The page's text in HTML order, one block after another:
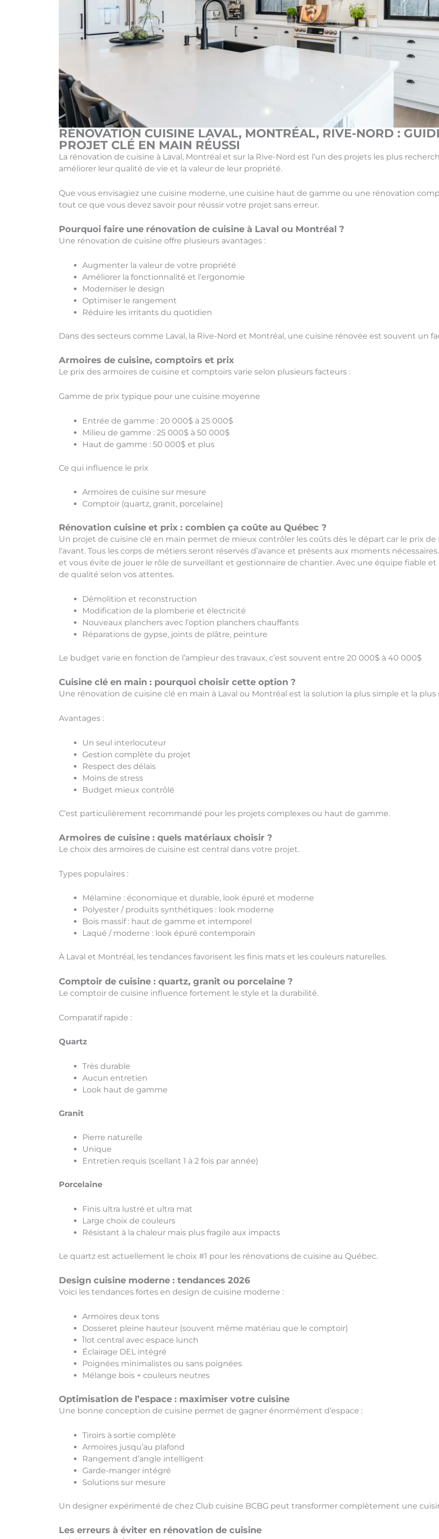
RÉNOVATION CUISINE LAVAL, MONTRÉAL, RIVE-NORD :
PROJET CLÉ EN MAIN RÉUSSI
La rénovation de cuisine à Laval, Montréal et sur la Rive-Nord est l’un des projets les plus
améliorer leur qualité de vie et la valeur de leur propriété.
Que vous envisagiez une cuisine moderne, une cuisine haut de gamme ou une rénovation
tout ce que vous devez savoir pour réussir votre projet sans erreur.
Pourquoi faire une rénovation de cuisine à Laval ou Montréal ?
Une rénovation de cuisine offre plusieurs avantages :
Augmenter la valeur de votre propriété
Améliorer la fonctionnalité et l’ergonomie
Moderniser le design
Optimiser le rangement
Réduire les irritants du quotidien
Dans des secteurs comme Laval, la Rive-Nord et Montréal, une cuisine rénovée est souvent un
Armoires de cuisine, comptoirs et prix
Le prix des armoires de cuisine et comptoirs varie selon plusieurs facteurs :
Gamme de prix typique pour une cuisine moyenne
Entrée de gamme : 20 000$ à 25 000$
Milieu de gamme : 25 000$ à 50 000$
Haut de gamme : 50 000$ et plus
Ce qui influence le prix
Armoires de cuisine sur mesure
Comptoir (quartz, granit, porcelaine)
Rénovation cuisine et prix : combien ça coûte au Québec ?
Un projet de cuisine clé en main permet de mieux contrôler les coûts dès le départ car le prix de
l’avant. Tous les corps de métiers seront réservés d’avance et présents aux moments
et vous évite de jouer le rôle de surveillant et gestionnaire de chantier. Avec une équipe fiable et
de qualité selon vos attentes.
Démolition et reconstruction
Modification de la plomberie et électricité
Nouveaux planchers avec l’option planchers chauffants
Réparations de gypse, joints de plâtre, peinture
Le budget varie en fonction de l’ampleur des travaux, c’est souvent entre 20 000$ à 40 000$
Cuisine clé en main : pourquoi choisir cette option ?
Une rénovation de cuisine clé en main à Laval ou Montréal est la solution la plus simple et la plus
Avantages :
Un seul interlocuteur
Gestion complète du projet
Respect des délais
Moins de stress
Budget mieux contrôlé
C’est particulièrement recommandé pour les projets complexes ou haut de gamme.
Armoires de cuisine : quels matériaux choisir ?
Le choix des armoires de cuisine est central dans votre projet.
Types populaires :
Mélamine : économique et durable, look épuré et moderne
Polyester / produits synthétiques : look moderne
Bois massif : haut de gamme et intemporel
Laqué / moderne : look épuré contemporain
À Laval et Montréal, les tendances favorisent les finis mats et les couleurs naturelles.
Comptoir de cuisine : quartz, granit ou porcelaine ?
Le comptoir de cuisine influence fortement le style et la durabilité.
Comparatif rapide :
Quartz
Très durable
Aucun entretien
Look haut de gamme
Granit
Pierre naturelle
Unique
Entretien requis (scellant 1 à 2 fois par année)
Porcelaine
Finis ultra lustré et ultra mat
Large choix de couleurs
Résistant à la chaleur mais plus fragile aux impacts
Le quartz est actuellement le choix #1 pour les rénovations de cuisine au Québec.
Design cuisine moderne : tendances 2026
Voici les tendances fortes en design de cuisine moderne :
Armoires deux tons
Dosseret pleine hauteur (souvent même matériau que le comptoir)
Îlot central avec espace lunch
Éclairage DEL intégré
Poignées minimalistes ou sans poignées
Mélange bois + couleurs neutres
Optimisation de l’espace : maximiser votre cuisine
Une bonne conception de cuisine permet de gagner énormément d’espace :
Tiroirs à sortie complète
Armoires jusqu’au plafond
Rangement d’angle intelligent
Garde-manger intégré
Solutions sur mesure
Un designer expérimenté de chez Club cuisine BCBG peut transformer complètement une
Les erreurs à éviter en rénovation de cuisine